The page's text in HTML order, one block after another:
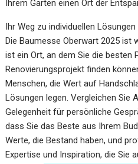
Ihrem Garten einen Ort der
Ihr Weg zu individuellen
Die Baumesse Oberwart 2025 ist
ist ein Ort, an dem Sie die besten
Renovierungsprojekt finden
Menschen, die Wert auf
Lösungen legen. Vergleichen Sie
Gelegenheit für persönliche
dass Sie das Beste aus Ihrem
Werte, die Bestand haben, und
Expertise und Inspiration, die Sie